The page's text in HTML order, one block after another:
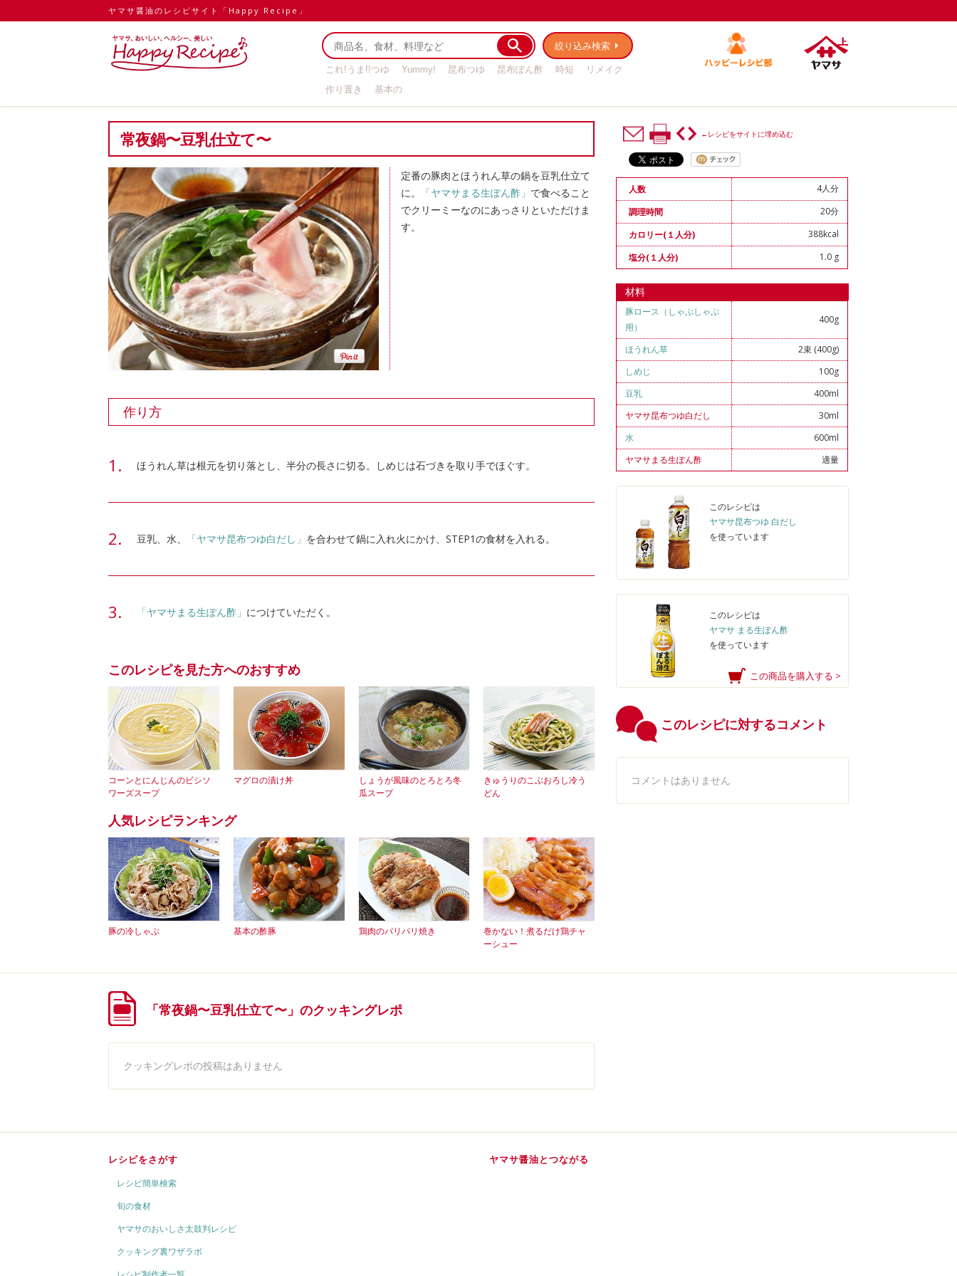
ヤマサ醤油のレシピサイト「Happy Recipe」
絞り込み検索
これ!うま!!つゆ Yummy! 昆布つゆ 昆布ぽん酢 時短
リメイク
作り置き
基本の
常夜鍋〜豆乳仕立て〜
定番の豚肉とほうれん草の鍋を豆乳仕立て
に。
「ヤマサまる生ぽん酢」 で食べること
でクリーミーなのにあっさりといただけま
す。
作り方
ほうれん草は根元を切り落とし、半分の長さに切る。しめじは石づきを取り手でほぐす。
豆乳、水、 「ヤマサ昆布つゆ白だし」 を合わせて鍋に入れ火にかけ、STEP1の食材を入れる。
「ヤマサまる生ぽん酢」 につけていただく。
このレシピを見た方へのおすすめ
コーンとにんじんのビシソ
ワーズスープ
マグロの漬け丼
しょうが風味のとろとろ冬
瓜スープ
きゅうりのこぶおろし冷う
どん
人気レシピランキング
豚の冷しゃぶ 基本の酢豚 鶏肉のパリパリ焼き
巻かない！煮るだけ鶏チャ
ーシュー
←レシピをサイトに埋め込む
人数
4人分
調理時間
20分
カロリー(１人分)
388kcal
塩分(１人分)
1.0 g
材料
豚ロース（しゃぶしゃぶ
用）
400g
ほうれん草
2束 (400g)
しめじ
100g
豆乳
400ml
ヤマサ昆布つゆ白だし
30ml
水
600ml
ヤマサまる生ぽん酢
適量
このレシピは
ヤマサ昆布つゆ 白だし
を使っています
このレシピは
ヤマサ まる生ぽん酢
を使っています
この商品を購入する >
このレシピに対するコメント
コメントはありません
「常夜鍋〜豆乳仕立て〜」のクッキングレポ
クッキングレポの投稿はありません
レシピをさがす
レシピ簡単検索
旬の食材
ヤマサのおいしさ太鼓判レシピ
クッキング裏ワザラボ
ヤマサ醤油とつながる